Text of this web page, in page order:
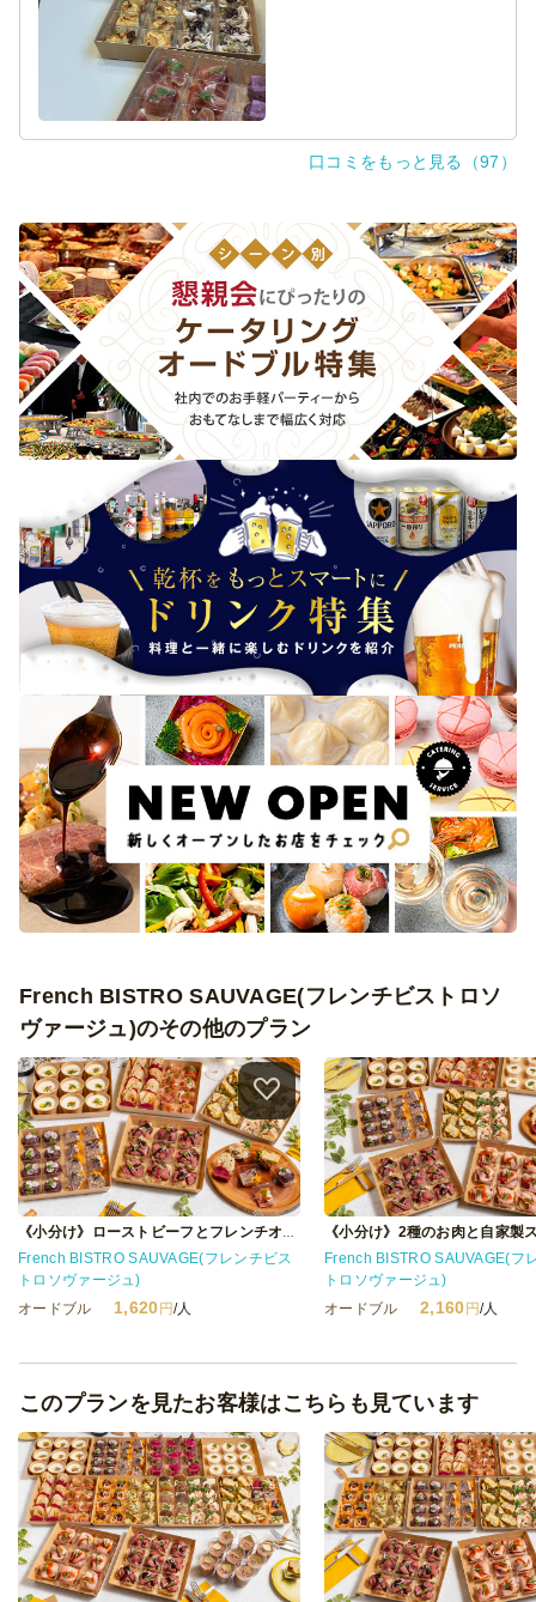
口コミをもっと見る（97）
French BISTRO SAUVAGE(フレンチビストロソ
ヴァージュ)のその他のプラン
French BISTRO SAUVAGE(フレンチビス
トロソヴァージュ)
オードブル
1,620円/人
French BISTRO SAUVAGE(フ
トロソヴァージュ)
オードブル
2,160円/人
このプランを見たお客様はこちらも見ています